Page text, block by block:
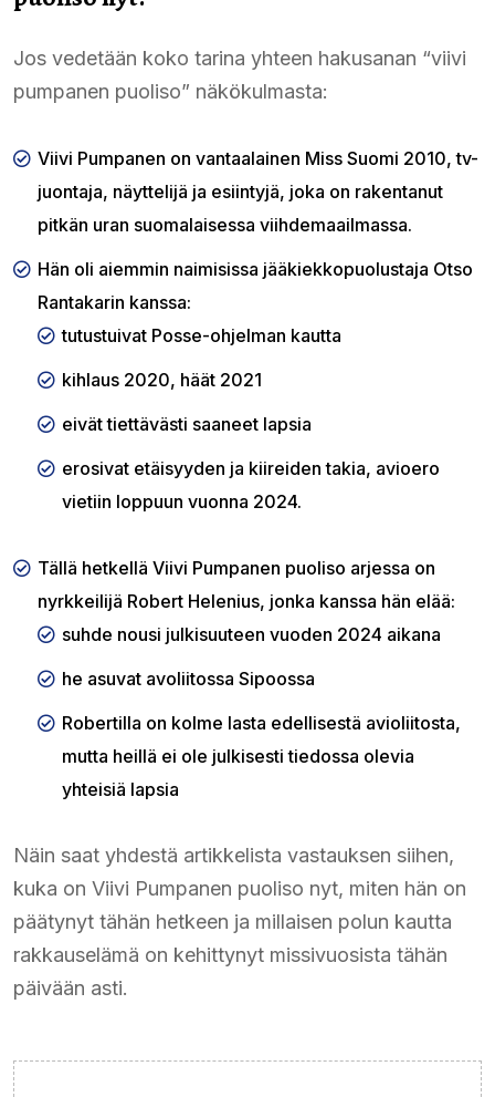
Jos vedetään koko tarina yhteen hakusanan “viivi
pumpanen puoliso” näkökulmasta:
Viivi Pumpanen on vantaalainen Miss Suomi 2010, tv-
juontaja, näyttelijä ja esiintyjä, joka on rakentanut
pitkän uran suomalaisessa viihdemaailmassa.
Hän oli aiemmin naimisissa jääkiekkopuolustaja Otso
Rantakarin kanssa:
tutustuivat Posse-ohjelman kautta
kihlaus 2020, häät 2021
eivät tiettävästi saaneet lapsia
erosivat etäisyyden ja kiireiden takia, avioero
vietiin loppuun vuonna 2024.
Tällä hetkellä Viivi Pumpanen puoliso arjessa on
nyrkkeilijä Robert Helenius, jonka kanssa hän elää:
suhde nousi julkisuuteen vuoden 2024 aikana
he asuvat avoliitossa Sipoossa
Robertilla on kolme lasta edellisestä avioliitosta,
mutta heillä ei ole julkisesti tiedossa olevia
yhteisiä lapsia
Näin saat yhdestä artikkelista vastauksen siihen,
kuka on Viivi Pumpanen puoliso nyt, miten hän on
päätynyt tähän hetkeen ja millaisen polun kautta
rakkauselämä on kehittynyt missivuosista tähän
päivään asti.